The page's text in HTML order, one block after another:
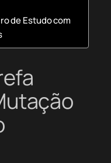
de Estudo com